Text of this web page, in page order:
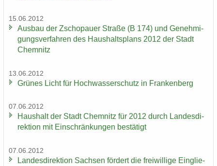
15.06.2012
Aus­bau der Zscho­pau­er Stra­ße (B 174) und Ge­neh­mi­
gungs­ver­fah­ren des Haus­halts­plans 2012 der Stadt
Chem­nitz
13.06.2012
Grü­nes Licht für Hoch­was­ser­schutz in Fran­ken­berg
07.06.2012
Haus­halt der Stadt Chem­nitz für 2012 durch Lan­des­di­
rek­ti­on mit Ein­schrän­kun­gen be­stä­tigt
07.06.2012
Lan­des­di­rek­ti­on Sach­sen för­dert die frei­wil­li­ge Ein­glie­